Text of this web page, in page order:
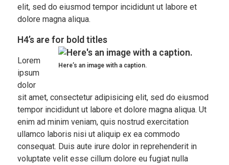
elit, sed do eiusmod tempor incididunt ut labore et
dolore magna aliqua.
H4’s are for bold titles
Here’s an image with a caption.
Lorem
ipsum
dolor
sit amet, consectetur adipisicing elit, sed do eiusmod
tempor incididunt ut labore et dolore magna aliqua. Ut
enim ad minim veniam, quis nostrud exercitation
ullamco laboris nisi ut aliquip ex ea commodo
consequat. Duis aute irure dolor in reprehenderit in
voluptate velit esse cillum dolore eu fugiat nulla